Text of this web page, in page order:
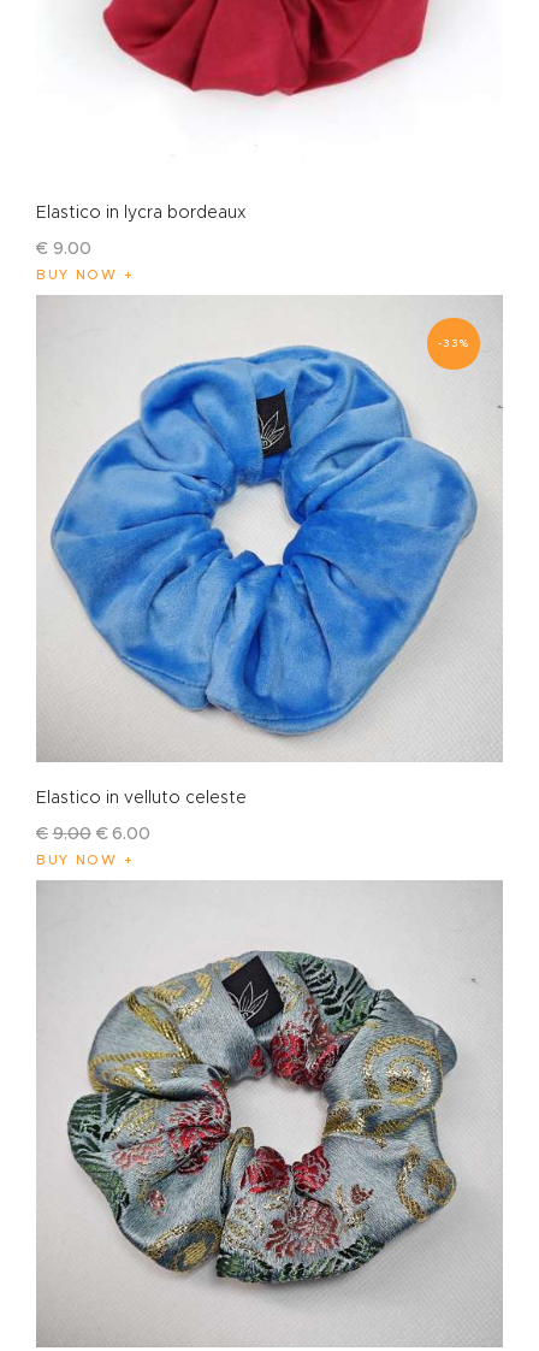
Elastico in lycra bordeaux
€ 9.00
BUY NOW
-33%
Elastico in velluto celeste
€ 9.00 € 6.00
BUY NOW